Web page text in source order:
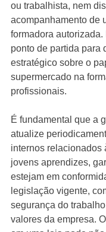
ou trabalhista, nem
acompanhamento de
formadora
ponto de partida para
estratégico sobre o
supermercado na
profissionais.
É fundamental que a
atualize
internos relacionados
jovens aprendizes,
estejam em
legislação vigente,
segurança do
valores da empresa.